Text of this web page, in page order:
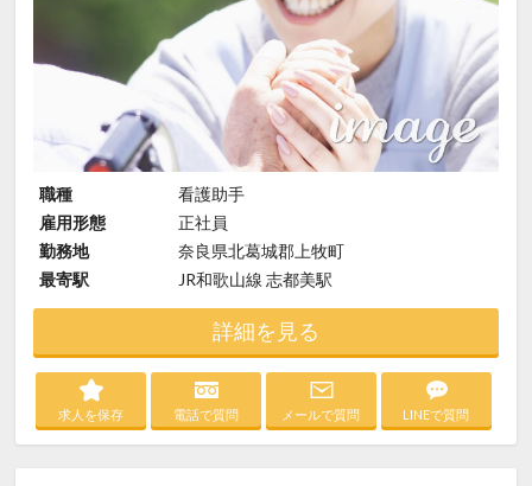
職種
看護助手
雇用形態
正社員
勤務地
奈良県北葛城郡上牧町
最寄駅
JR和歌山線 志都美駅
詳細を見る
求人を保存 電話で質問 メールで質問 LINEで質問